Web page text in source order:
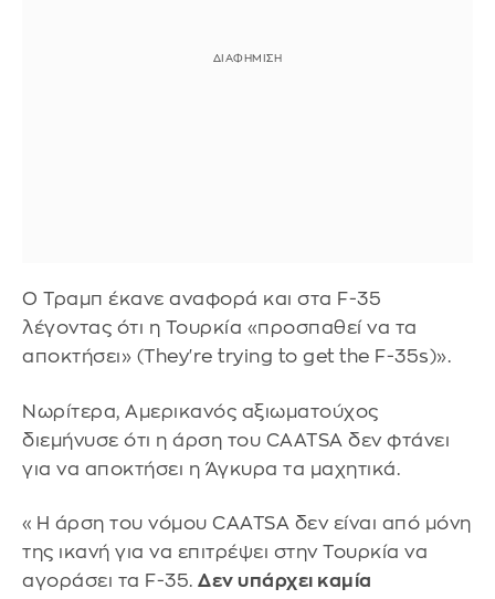
Ο Τραμπ έκανε αναφορά και στα F-35
λέγοντας ότι η Τουρκία «προσπαθεί να τα
αποκτήσει» (They're trying to get the F-35s)».
Νωρίτερα, Αμερικανός αξιωματούχος
διεμήνυσε ότι η άρση του CAATSA δεν φτάνει
για να αποκτήσει η Άγκυρα τα μαχητικά.
«Η άρση του νόμου CAATSA δεν είναι από μόνη
της ικανή για να επιτρέψει στην Τουρκία να
αγοράσει τα F-35. Δεν υπάρχει καμία